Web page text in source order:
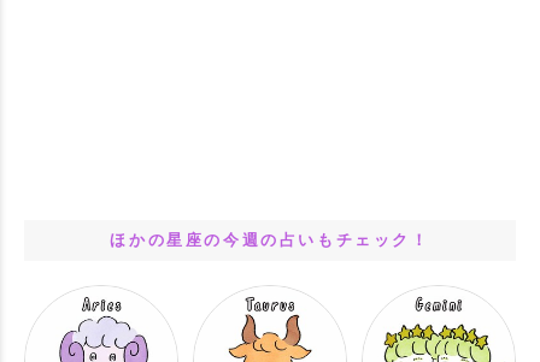
ほかの星座の今週の占いもチェック！